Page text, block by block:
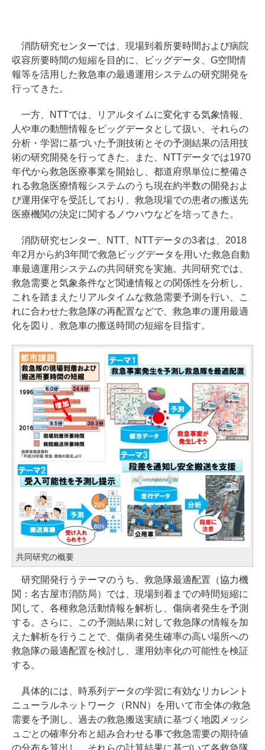
消防研究センターでは、現場到着所要時間および病院
収容所要時間の短縮を目的に、ビッグデータ、G空間情
報等を活用した救急車の最適運用システムの研究開発を
行ってきた。
一方、NTTでは、リアルタイムに変化する気象情報、
人や車の動態情報をビッグデータとして扱い、それらの
分析・学習に基づいた予測技術とその予測結果の活用技
術の研究開発を行ってきた。また、NTTデータでは1970
年代から救急医療事業を開始し、都道府県単位に整備さ
れる救急医療情報システムのうち現在約半数の開発およ
び運用保守を受託しており、救急現場での患者の搬送先
医療機関の決定に関するノウハウなどを培ってきた。
消防研究センター、NTT、NTTデータの3者は、2018
年2月から約3年間で救急ビッグデータを用いた救急自動
車最適運用システムの共同研究を実施。共同研究では、
救急需要と気象条件など関連情報との関係性を分析し、
これを踏まえたリアルタイムな救急需要予測を行い、こ
れに合わせた救急隊の再配置などで、救急車の運用最適
化を図り、救急車の搬送時間の短縮を目指す。
共同研究の概要
研究開発行うテーマのうち、救急隊最適配置（協力機
関：名古屋市消防局）では、現場到着までの時間短縮に
関して、各種救急活動情報を解析し、傷病者発生を予測
する。さらに、この予測結果に対して救急隊の情報を加
えた解析を行うことで、傷病者発生確率の高い場所への
救急隊の最適配置を検討し、運用効率化の可能性を検証
する。
具体的には、時系列データの学習に有効なリカレント
ニューラルネットワーク（RNN）を用いて市全体の救急
需要を予測し、過去の救急搬送実績に基づく地図メッシ
ュごとの確率分布と組み合わせる事で救急需要の期待値
の分布を算出し、それらの計算結果に基づいて各救急隊